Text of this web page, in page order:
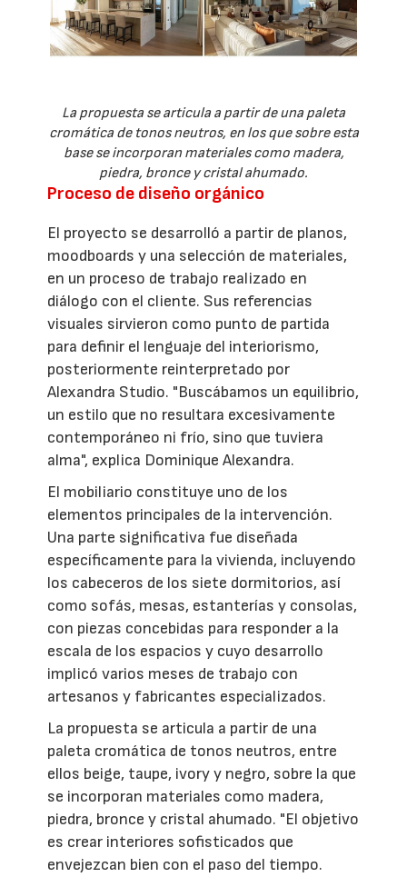
La propuesta se articula a partir de una paleta
cromática de tonos neutros, en los que sobre esta
base se incorporan materiales como madera,
piedra, bronce y cristal ahumado.
Proceso de diseño orgánico
El proyecto se desarrolló a partir de planos,
moodboards y una selección de materiales,
en un proceso de trabajo realizado en
diálogo con el cliente. Sus referencias
visuales sirvieron como punto de partida
para definir el lenguaje del interiorismo,
posteriormente reinterpretado por
Alexandra Studio. "Buscábamos un equilibrio,
un estilo que no resultara excesivamente
contemporáneo ni frío, sino que tuviera
alma", explica Dominique Alexandra.
El mobiliario constituye uno de los
elementos principales de la intervención.
Una parte significativa fue diseñada
específicamente para la vivienda, incluyendo
los cabeceros de los siete dormitorios, así
como sofás, mesas, estanterías y consolas,
con piezas concebidas para responder a la
escala de los espacios y cuyo desarrollo
implicó varios meses de trabajo con
artesanos y fabricantes especializados.
La propuesta se articula a partir de una
paleta cromática de tonos neutros, entre
ellos beige, taupe, ivory y negro, sobre la que
se incorporan materiales como madera,
piedra, bronce y cristal ahumado. "El objetivo
es crear interiores sofisticados que
envejezcan bien con el paso del tiempo.